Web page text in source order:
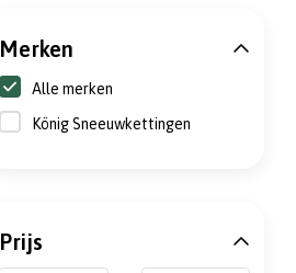
Merken
Alle merken
König Sneeuwkettingen
Prijs